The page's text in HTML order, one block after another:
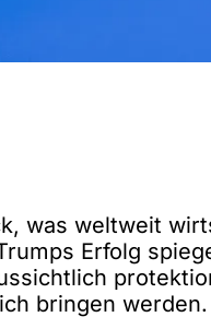
was weltweit
Erfolg
bringen